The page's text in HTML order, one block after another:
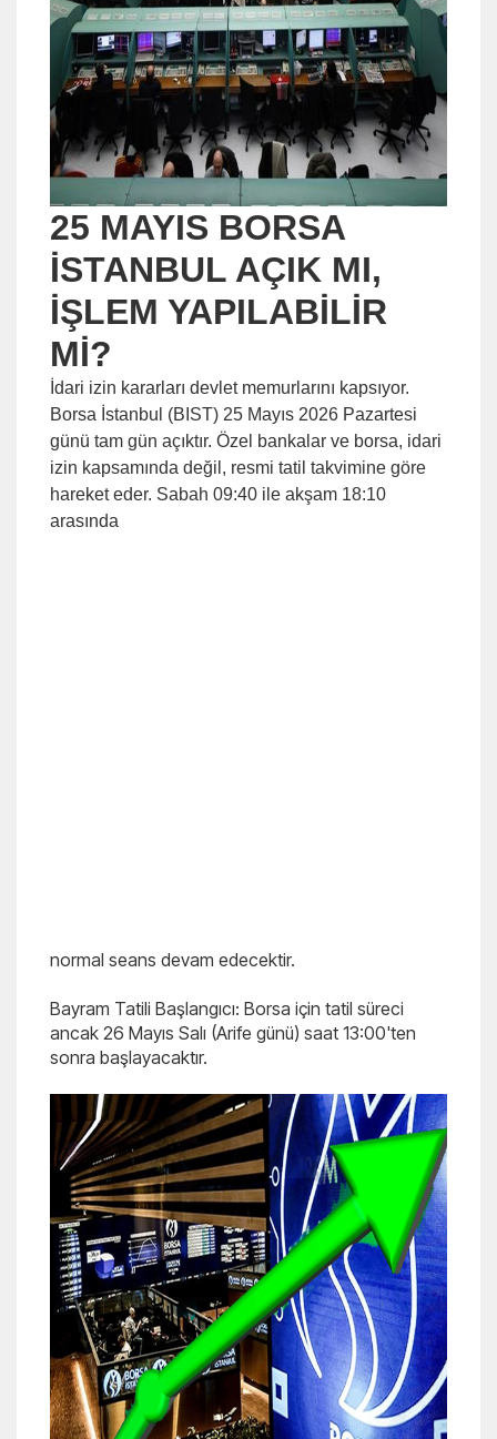
25 MAYIS BORSA
İSTANBUL AÇIK MI,
İŞLEM YAPILABİLİR
Mİ?
İdari izin kararları devlet memurlarını kapsıyor.
Borsa İstanbul (BIST) 25 Mayıs 2026 Pazartesi
günü tam gün açıktır. Özel bankalar ve borsa, idari
izin kapsamında değil, resmi tatil takvimine göre
hareket eder. Sabah 09:40 ile akşam 18:10
arasında
normal seans devam edecektir.
Bayram Tatili Başlangıcı: Borsa için tatil süreci
ancak 26 Mayıs Salı (Arife günü) saat 13:00'ten
sonra başlayacaktır.